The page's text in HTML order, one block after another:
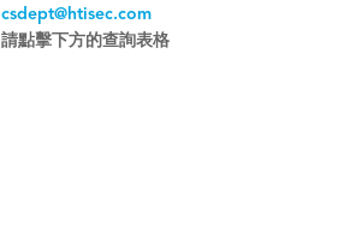
csdept@htisec.com
請點擊下方的查詢表格